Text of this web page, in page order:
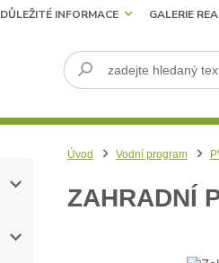
DŮLEŽITÉ INFORMACE GALERIE
Úvod Vodní program
ZAHRADNÍ